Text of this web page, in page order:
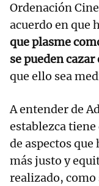
Ordenación
acuerdo en que
que plasme
se pueden cazar
que ello sea
A entender de
establezca
de aspectos
más justo y
realizado, como